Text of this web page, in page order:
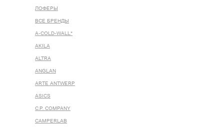
ЛОФЕРЫ
ВСЕ БРЕНДЫ
A-COLD-WALL*
AKILA
ALTRA
ANGLAN
ARTE ANTWERP
ASICS
C.P. COMPANY
CAMPERLAB